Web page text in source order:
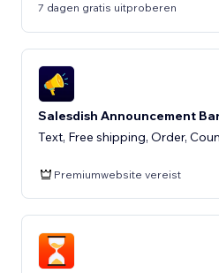
7 dagen gratis uitproberen
Salesdish Announcement
Text, Free shipping, Order,
Premiumwebsite vereist